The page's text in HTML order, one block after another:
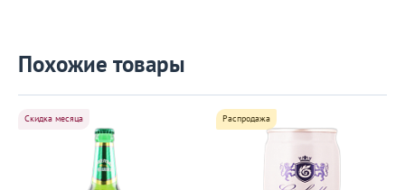
Похожие товары
Скидка месяца Распродажа